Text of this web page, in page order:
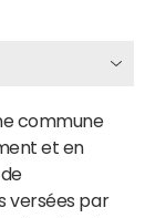
commune
et en
versées par